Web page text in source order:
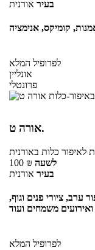
בעיר אורנית
קומיקס, אנימציה
לפרופיל המלא
אונליין
פרונטלי
אורה ט.
לאיפור כלות באורנית
100 ₪ לשעה
בעיר אורנית
ערב, ציורי פנים וגוף,
לפרופיל המלא